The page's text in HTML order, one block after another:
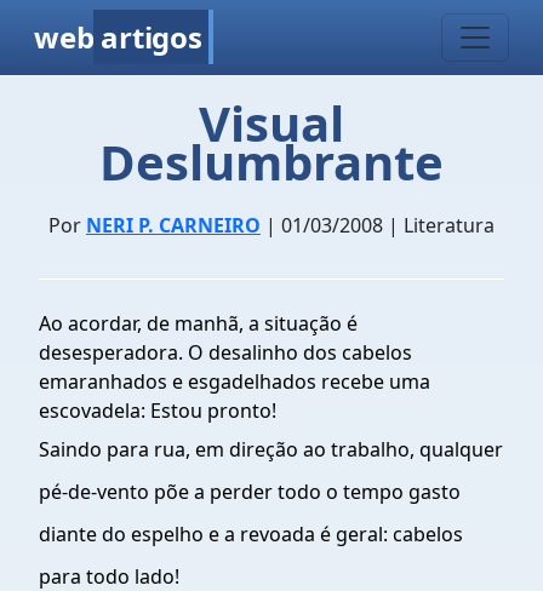
web artigos
Visual
Deslumbrante
Por NERI P. CARNEIRO | 01/03/2008 | Literatura
Ao acordar, de manhã, a situação é
desesperadora. O desalinho dos cabelos
emaranhados e esgadelhados recebe uma
escovadela: Estou pronto!
Saindo para rua, em direção ao trabalho, qualquer
pé-de-vento põe a perder todo o tempo gasto
diante do espelho e a revoada é geral: cabelos
para todo lado!